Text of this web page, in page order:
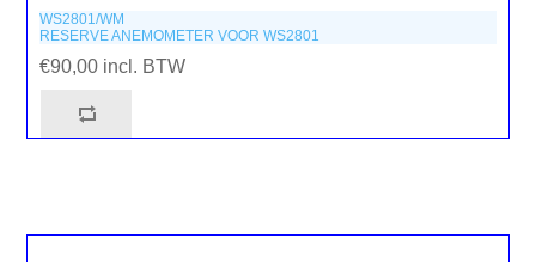
WS2801/WM
RESERVE ANEMOMETER VOOR WS2801
€90,00 incl. BTW